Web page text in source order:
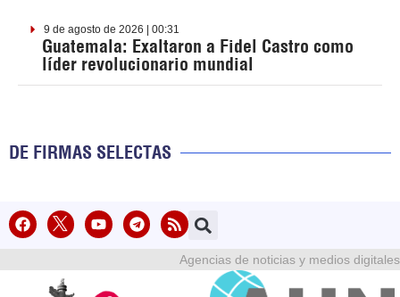
9 de agosto de 2026 | 00:31
Guatemala: Exaltaron a Fidel Castro como
líder revolucionario mundial
DE FIRMAS SELECTAS
Agencias de noticias y medios digitales